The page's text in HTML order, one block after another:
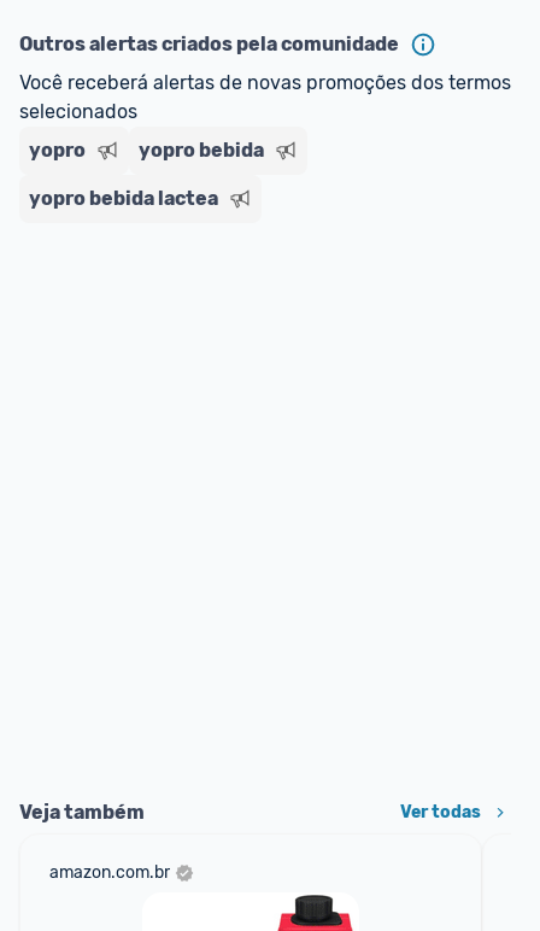
Outros alertas criados pela comunidade
Você receberá alertas de novas promoções dos termos
selecionados
yopro
yopro bebida
yopro bebida lactea
Veja também Ver todas
amazon.com.br